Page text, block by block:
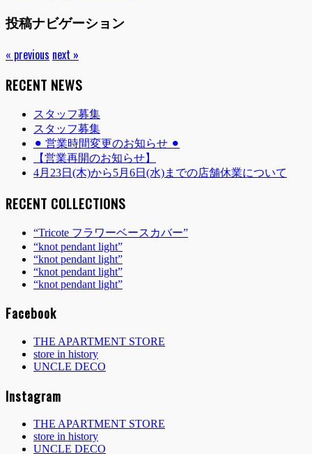
投稿ナビゲーション
« previous next »
RECENT NEWS
スタッフ募集
スタッフ募集
⚫︎ 営業時間変更のお知らせ ⚫︎
【営業再開のお知らせ】
4月23日(木)から5月6日(水)までの店舗休業について
RECENT COLLECTIONS
“Tricote フラワーベースカバー”
“knot pendant light”
“knot pendant light”
“knot pendant light”
“knot pendant light”
Facebook
THE APARTMENT STORE
store in history
UNCLE DECO
Instagram
THE APARTMENT STORE
store in history
UNCLE DECO